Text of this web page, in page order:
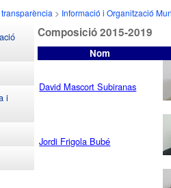
> Informació i Organització
i
Composició 2015-2019
Nom
David Mascort Subiranas
Jordi Frigola Bubé